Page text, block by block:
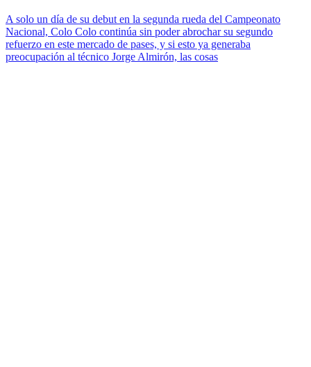
A solo un día de su debut en la segunda rueda del Campeonato
Nacional, Colo Colo continúa sin poder abrochar su segundo
refuerzo en este mercado de pases, y si esto ya generaba
preocupación al técnico Jorge Almirón, las cosas